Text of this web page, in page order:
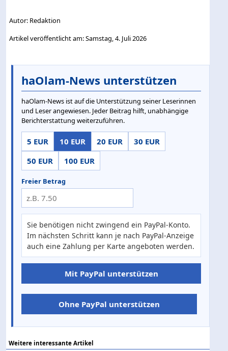
Autor: Redaktion
Artikel veröffentlicht am: Samstag, 4. Juli 2026
haOlam-News unterstützen
haOlam-News ist auf die Unterstützung seiner Leserinnen
und Leser angewiesen. Jeder Beitrag hilft, unabhängige
Berichterstattung weiterzuführen.
5 EUR 10 EUR 20 EUR
30 EUR
50 EUR
100 EUR
Freier Betrag
Sie benötigen nicht zwingend ein PayPal-Konto.
Im nächsten Schritt kann je nach PayPal-Anzeige
auch eine Zahlung per Karte angeboten werden.
Mit PayPal unterstützen
Ohne PayPal unterstützen
Weitere interessante Artikel